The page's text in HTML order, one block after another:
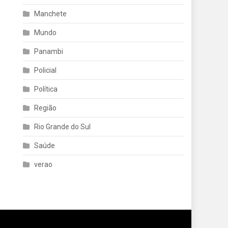
Manchete
Mundo
Panambi
Policial
Política
Região
Rio Grande do Sul
Saúde
verao